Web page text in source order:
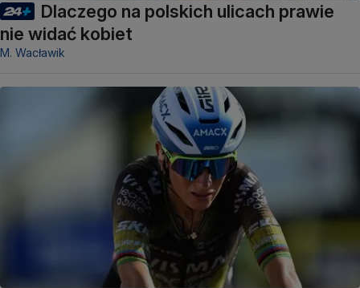
Dlaczego na polskich ulicach prawie
nie widać kobiet
M. Wacławik